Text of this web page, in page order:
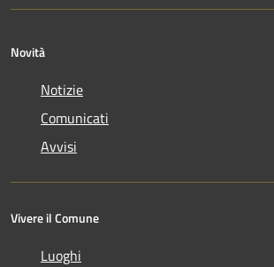
Novità
Notizie
Comunicati
Avvisi
Vivere il Comune
Luoghi